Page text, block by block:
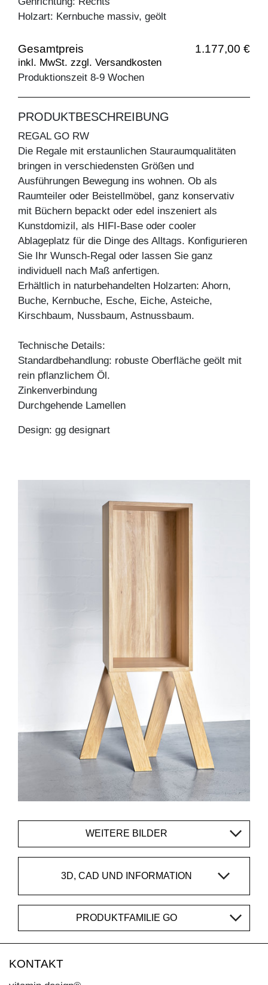
Holzart: Kernbuche massiv, geölt
Gesamtpreis 1.177,00 €
inkl. MwSt. zzgl. Versandkosten
Produktionszeit 8-9 Wochen
PRODUKTBESCHREIBUNG
REGAL GO RW
Die Regale mit erstaunlichen Stauraumqualitäten
bringen in verschiedensten Größen und
Ausführungen Bewegung ins wohnen. Ob als
Raumteiler oder Beistellmöbel, ganz konservativ
mit Büchern bepackt oder edel inszeniert als
Kunstdomizil, als HIFI-Base oder cooler
Ablageplatz für die Dinge des Alltags. Konfigurieren
Sie Ihr Wunsch-Regal oder lassen Sie ganz
individuell nach Maß anfertigen.
Erhältlich in naturbehandelten Holzarten: Ahorn,
Buche, Kernbuche, Esche, Eiche, Asteiche,
Kirschbaum, Nussbaum, Astnussbaum.
Technische Details:
Standardbehandlung: robuste Oberfläche geölt mit
rein pflanzlichem Öl.
Zinkenverbindung
Durchgehende Lamellen
Design: gg designart
WEITERE BILDER
3D, CAD UND INFORMATION
PRODUKTFAMILIE GO
KONTAKT